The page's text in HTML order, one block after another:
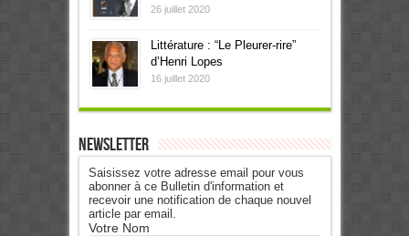
26 juillet 2020
Littérature : “Le Pleurer-rire”
d’Henri Lopes
16 juillet 2020
Newsletter
Saisissez votre adresse email pour vous
abonner à ce Bulletin d'information et
recevoir une notification de chaque nouvel
article par email.
Votre Nom